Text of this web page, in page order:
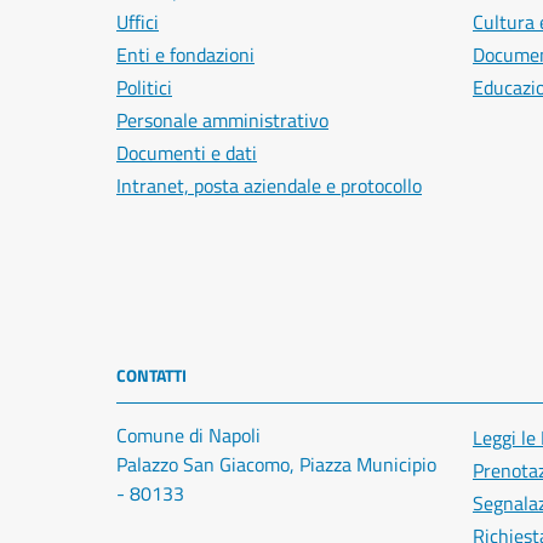
Uffici
Enti e fondazioni
Politici
Personale amministrativo
Documenti e dati
Intranet, posta aziendale e protocollo
Cultura
CONTATTI
Comune di Napoli
Palazzo San Giacomo, Piazza Municipio
- 80133
Leggi le